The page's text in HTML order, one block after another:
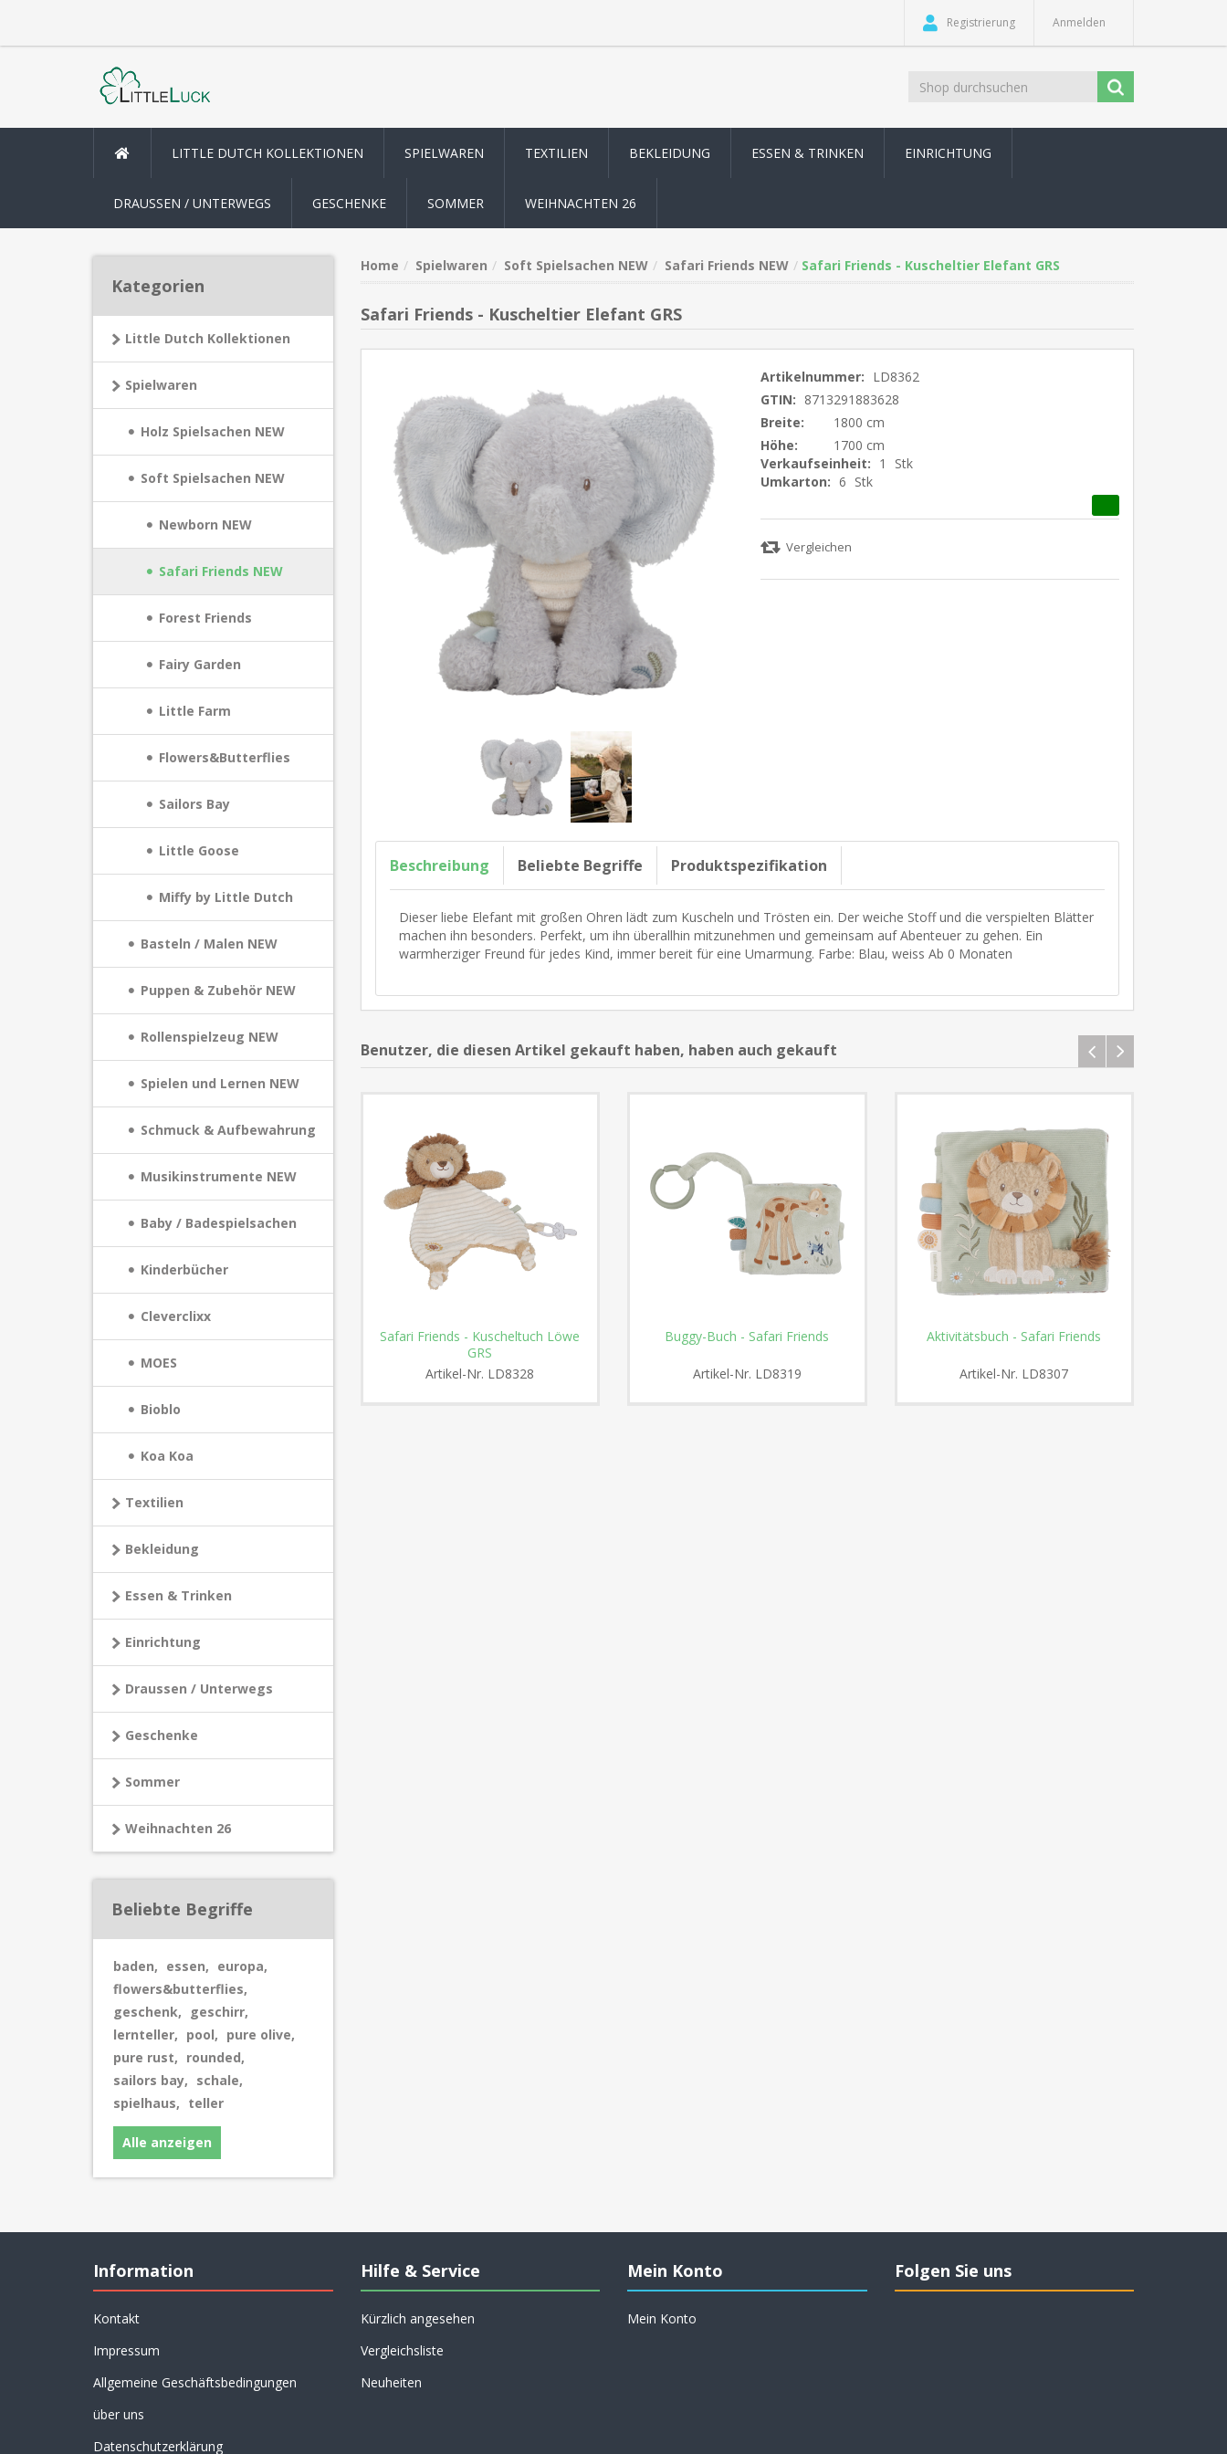
Registrierung Anmelden
LITTLE DUTCH KOLLEKTIONEN SPIELWAREN TEXTILIEN BEKLEIDUNG ESSEN & TRINKEN EINRICHTUNG
DRAUSSEN / UNTERWEGS GESCHENKE SOMMER WEIHNACHTEN 26
Kategorien
Little Dutch Kollektionen
Spielwaren
Holz Spielsachen NEW
Soft Spielsachen NEW
Newborn NEW
Safari Friends NEW
Forest Friends
Fairy Garden
Little Farm
Flowers&Butterflies
Sailors Bay
Little Goose
Miffy by Little Dutch
Basteln / Malen NEW
Puppen & Zubehör NEW
Rollenspielzeug NEW
Spielen und Lernen NEW
Schmuck & Aufbewahrung
Musikinstrumente NEW
Baby / Badespielsachen
Kinderbücher
Cleverclixx
MOES
Bioblo
Koa Koa
Textilien
Bekleidung
Essen & Trinken
Einrichtung
Draussen / Unterwegs
Geschenke
Sommer
Weihnachten 26
Beliebte Begriffe
baden, essen, europa,
flowers&butterflies,
geschenk, geschirr,
lernteller, pool, pure olive,
pure rust, rounded,
sailors bay, schale,
spielhaus, teller
Alle anzeigen
Home Spielwaren Soft Spielsachen NEW Safari Friends NEW Safari Friends - Kuscheltier Elefant GRS
Safari Friends - Kuscheltier Elefant GRS
Artikelnummer: LD8362
GTIN: 8713291883628
Breite:
1800 cm
Höhe:
1700 cm
Verkaufseinheit: 1
Stk
Umkarton: 6 Stk
Beschreibung Beliebte Begriffe Produktspezifikation
Dieser liebe Elefant mit großen Ohren lädt zum Kuscheln und Trösten ein. Der weiche Stoff und die verspielten Blätter
machen ihn besonders. Perfekt, um ihn überallhin mitzunehmen und gemeinsam auf Abenteuer zu gehen. Ein
warmherziger Freund für jedes Kind, immer bereit für eine Umarmung. Farbe: Blau, weiss Ab 0 Monaten
Benutzer, die diesen Artikel gekauft haben, haben auch gekauft
Safari Friends - Kuscheltuch Löwe
GRS
Artikel-Nr. LD8328
Buggy-Buch - Safari Friends
Artikel-Nr. LD8319
Aktivitätsbuch - Safari Friends
Artikel-Nr. LD8307
Information
Kontakt
Impressum
Allgemeine Geschäftsbedingungen
über uns
Datenschutzerklärung
Hilfe & Service
Kürzlich angesehen
Vergleichsliste
Neuheiten
Mein Konto
Mein Konto
Folgen Sie uns